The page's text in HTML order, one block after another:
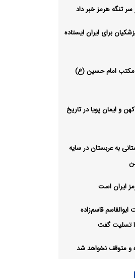
سر تنگه هرمز خبر داد
برای ایران ایستاده
مکتب امام حسین (ع)
و ایمان پویا در تاریخ
به عربستان در سایه
ایران است
قاسم‌زاده
تسلیت گفت
و متوقف نخواهد شد